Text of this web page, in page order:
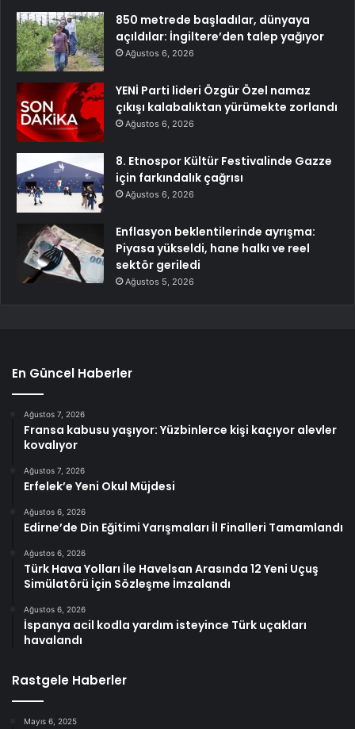
850 metrede başladılar, dünyaya
açıldılar: İngiltere’den talep yağıyor
Ağustos 6, 2026
YENİ Parti lideri Özgür Özel namaz
çıkışı kalabalıktan yürümekte zorlandı
Ağustos 6, 2026
8. Etnospor Kültür Festivalinde Gazze
için farkındalık çağrısı
Ağustos 6, 2026
Enflasyon beklentilerinde ayrışma:
Piyasa yükseldi, hane halkı ve reel
sektör geriledi
Ağustos 5, 2026
En Güncel Haberler
Ağustos 7, 2026
Fransa kabusu yaşıyor: Yüzbinlerce kişi kaçıyor alevler
kovalıyor
Ağustos 7, 2026
Erfelek’e Yeni Okul Müjdesi
Ağustos 6, 2026
Edirne’de Din Eğitimi Yarışmaları İl Finalleri Tamamlandı
Ağustos 6, 2026
Türk Hava Yolları İle Havelsan Arasında 12 Yeni Uçuş
Simülatörü İçin Sözleşme İmzalandı
Ağustos 6, 2026
İspanya acil kodla yardım isteyince Türk uçakları
havalandı
Rastgele Haberler
Mayıs 6, 2025